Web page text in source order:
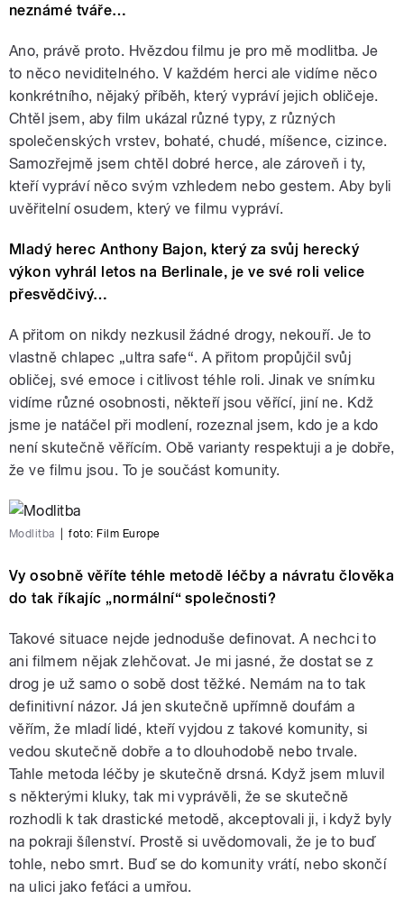
neznámé tváře…
Ano, právě proto. Hvězdou filmu je pro mě modlitba. Je
to něco neviditelného. V každém herci ale vidíme něco
konkrétního, nějaký příběh, který vypráví jejich obličeje.
Chtěl jsem, aby film ukázal různé typy, z různých
společenských vrstev, bohaté, chudé, míšence, cizince.
Samozřejmě jsem chtěl dobré herce, ale zároveň i ty,
kteří vypráví něco svým vzhledem nebo gestem. Aby byli
uvěřitelní osudem, který ve filmu vypráví.
Mladý herec Anthony Bajon, který za svůj herecký
výkon vyhrál letos na Berlinale, je ve své roli velice
přesvědčivý…
A přitom on nikdy nezkusil žádné drogy, nekouří. Je to
vlastně chlapec „ultra safe“. A přitom propůjčil svůj
obličej, své emoce i citlivost téhle roli. Jinak ve snímku
vidíme různé osobnosti, někteří jsou věřící, jiní ne. Kdž
jsme je natáčel při modlení, rozeznal jsem, kdo je a kdo
není skutečně věřícím. Obě varianty respektuji a je dobře,
že ve filmu jsou. To je součást komunity.
Modlitba foto:Film Europe
Vy osobně věříte téhle metodě léčby a návratu člověka
do tak říkajíc „normální“ společnosti?
Takové situace nejde jednoduše definovat. A nechci to
ani filmem nějak zlehčovat. Je mi jasné, že dostat se z
drog je už samo o sobě dost těžké. Nemám na to tak
definitivní názor. Já jen skutečně upřímně doufám a
věřím, že mladí lidé, kteří vyjdou z takové komunity, si
vedou skutečně dobře a to dlouhodobě nebo trvale.
Tahle metoda léčby je skutečně drsná. Když jsem mluvil
s některými kluky, tak mi vyprávěli, že se skutečně
rozhodli k tak drastické metodě, akceptovali ji, i když byly
na pokraji šílenství. Prostě si uvědomovali, že je to buď
tohle, nebo smrt. Buď se do komunity vrátí, nebo skončí
na ulici jako feťáci a umřou.